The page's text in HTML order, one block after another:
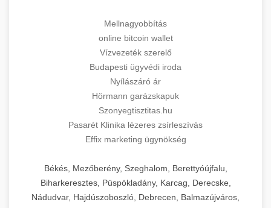
Mellnagyobbítás
online bitcoin wallet
Vízvezeték szerelő
Budapesti ügyvédi iroda
Nyílászáró ár
Hörmann garázskapuk
Szonyegtisztitas.hu
Pasarét Klinika lézeres zsírleszívás
Effix marketing ügynökség
Békés, Mezőberény, Szeghalom, Berettyóújfalu,
Biharkeresztes, Püspökladány, Karcag, Derecske,
Nádudvar, Hajdúszoboszló, Debrecen, Balmazújváros,